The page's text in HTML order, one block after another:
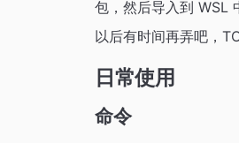
包，然后导入到 WSL
以后有时间再弄吧，
日常使用
命令